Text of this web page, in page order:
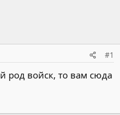
#1
род войск, то вам сюда